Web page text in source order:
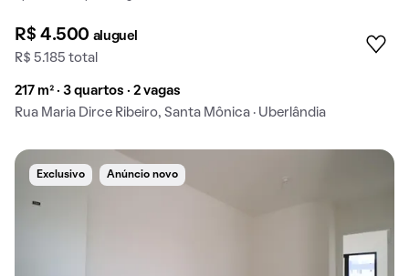
R$ 4.500 aluguel
R$ 5.185 total
217 m² · 3 quartos · 2 vagas
Rua Maria Dirce Ribeiro, Santa Mônica · Uberlândia
Exclusivo Anúncio novo